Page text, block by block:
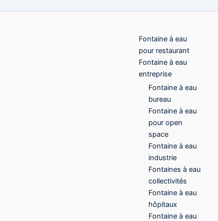
Fontaine à eau
pour restaurant
Fontaine à eau
entreprise
Fontaine à eau
bureau
Fontaine à eau
pour open
space
Fontaine à eau
industrie
Fontaines à eau
collectivités
Fontaine à eau
hôpitaux
Fontaine à eau